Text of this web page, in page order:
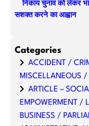
निकाय चुनाव को लेकर
सशक्त करने का आह्वान
Categories
ACCIDENT /
MISCELLANEOUS /
ARTICLE –
EMPOWERMENT /
BUSINESS /